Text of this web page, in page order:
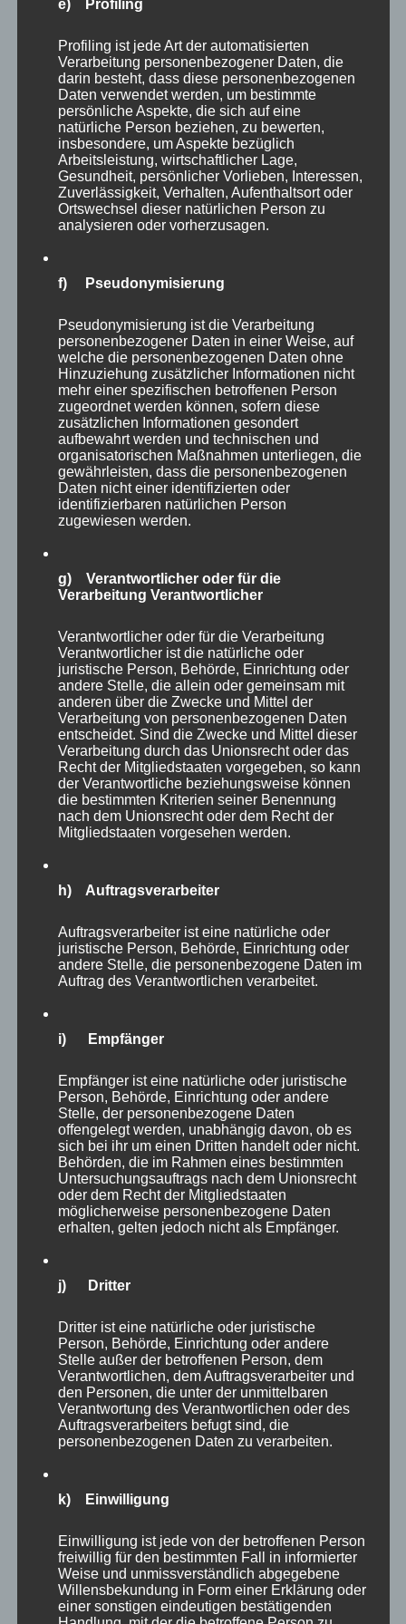
CURA SPORT CLEAR LEG
19,87€ Enthält 19% MwSt. zzgl.Versand
Lieferzeit: sofort lieferbar
In den Warenkorb
CURA SPORT COOLNESS
46,84€ Enthält 7% Mehrwertsteuer zzgl. Versand
Lieferzeit: sofort lieferbar
In den Warenkorb Details
CURA SPORT DOBLOCK
46,20€ Enthält 7% Mehrwertsteuer zzgl.Versand
Lieferzeit: sofort lieferbar
e) Profiling
Profiling ist jede Art der automatisierten
Verarbeitung personenbezogener Daten, die
darin besteht, dass diese personenbezogenen
Daten verwendet werden, um bestimmte
persönliche Aspekte, die sich auf eine
natürliche Person beziehen, zu bewerten,
insbesondere, um Aspekte bezüglich
Arbeitsleistung, wirtschaftlicher Lage,
Gesundheit, persönlicher Vorlieben, Interessen,
Zuverlässigkeit, Verhalten, Aufenthaltsort oder
Ortswechsel dieser natürlichen Person zu
analysieren oder vorherzusagen.
f) Pseudonymisierung
Pseudonymisierung ist die Verarbeitung
personenbezogener Daten in einer Weise, auf
welche die personenbezogenen Daten ohne
Hinzuziehung zusätzlicher Informationen nicht
mehr einer spezifischen betroffenen Person
zugeordnet werden können, sofern diese
zusätzlichen Informationen gesondert
aufbewahrt werden und technischen und
organisatorischen Maßnahmen unterliegen, die
gewährleisten, dass die personenbezogenen
Daten nicht einer identifizierten oder
identifizierbaren natürlichen Person
zugewiesen werden.
g) Verantwortlicher oder für die
Verarbeitung Verantwortlicher
Verantwortlicher oder für die Verarbeitung
Verantwortlicher ist die natürliche oder
juristische Person, Behörde, Einrichtung oder
andere Stelle, die allein oder gemeinsam mit
anderen über die Zwecke und Mittel der
Verarbeitung von personenbezogenen Daten
entscheidet. Sind die Zwecke und Mittel dieser
Verarbeitung durch das Unionsrecht oder das
Recht der Mitgliedstaaten vorgegeben, so kann
der Verantwortliche beziehungsweise können
die bestimmten Kriterien seiner Benennung
nach dem Unionsrecht oder dem Recht der
Mitgliedstaaten vorgesehen werden.
h) Auftragsverarbeiter
Auftragsverarbeiter ist eine natürliche oder
juristische Person, Behörde, Einrichtung oder
andere Stelle, die personenbezogene Daten im
Auftrag des Verantwortlichen verarbeitet.
i) Empfänger
Empfänger ist eine natürliche oder juristische
Person, Behörde, Einrichtung oder andere
Stelle, der personenbezogene Daten
offengelegt werden, unabhängig davon, ob es
sich bei ihr um einen Dritten handelt oder nicht.
Behörden, die im Rahmen eines bestimmten
Untersuchungsauftrags nach dem Unionsrecht
oder dem Recht der Mitgliedstaaten
möglicherweise personenbezogene Daten
erhalten, gelten jedoch nicht als Empfänger.
j) Dritter
Dritter ist eine natürliche oder juristische
Person, Behörde, Einrichtung oder andere
Stelle außer der betroffenen Person, dem
Verantwortlichen, dem Auftragsverarbeiter und
den Personen, die unter der unmittelbaren
Verantwortung des Verantwortlichen oder des
Auftragsverarbeiters befugt sind, die
personenbezogenen Daten zu verarbeiten.
k) Einwilligung
Einwilligung ist jede von der betroffenen Person
freiwillig für den bestimmten Fall in informierter
Weise und unmissverständlich abgegebene
Willensbekundung in Form einer Erklärung oder
einer sonstigen eindeutigen bestätigenden